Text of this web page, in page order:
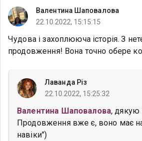
Валентина Шаповалова
22.10.2022, 15:15:15
Чудова і захоплююча історія. З
продовження! Вона точно обере
Лаванда Різ
22.10.2022, 15:25:32
Валентина Шаповалова, дякую
Продовження вже є, воно має
навіки")